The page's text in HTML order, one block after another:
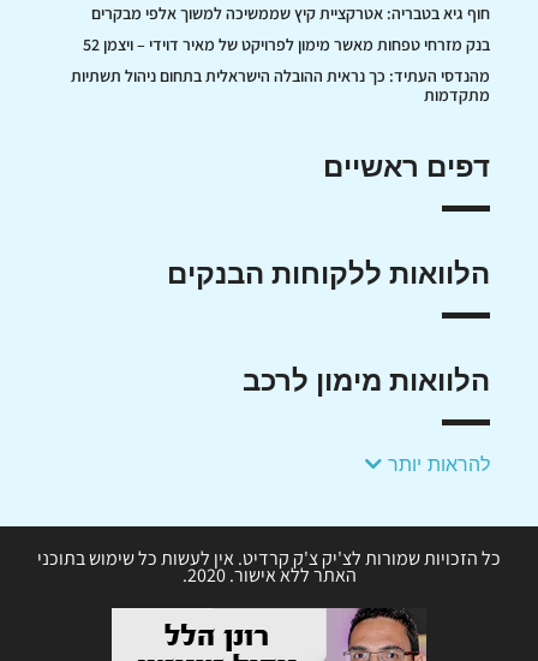
חוף גיא בטבריה: אטרקציית קיץ שממשיכה למשוך אלפי מבקרים
בנק מזרחי טפחות מאשר מימון לפרויקט של מאיר דוידי – ויצמן 52
מהנדסי העתיד: כך נראית ההובלה הישראלית בתחום ניהול תשתיות
מתקדמות
דפים ראשיים
הלוואות ללקוחות הבנקים
הלוואות מימון לרכב
להראות יותר
כל הזכויות שמורות לצ'יק צ'ק קרדיט. אין לעשות כל שימוש בתוכני
האתר ללא אישור. 2020.